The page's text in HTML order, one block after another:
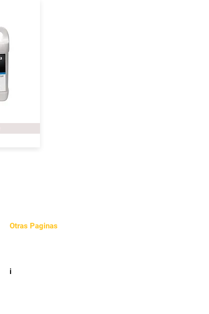
Otras Paginas
i